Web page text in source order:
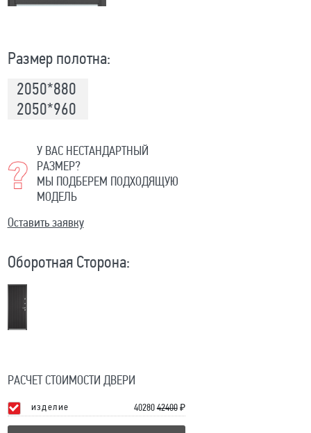
Размер полотна:
2050*880
2050*960
У ВАС НЕСТАНДАРТНЫЙ
РАЗМЕР?
МЫ ПОДБЕРЕМ ПОДХОДЯЩУЮ
МОДЕЛЬ
Оставить заявку
Оборотная Сторона:
РАСЧЕТ СТОИМОСТИ ДВЕРИ
изделие 40280 42400₽